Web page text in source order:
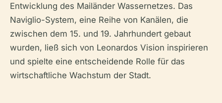
Entwicklung des Mailänder Wassernetzes. Das
Naviglio-System, eine Reihe von Kanälen, die
zwischen dem 15. und 19. Jahrhundert gebaut
wurden, ließ sich von Leonardos Vision inspirieren
und spielte eine entscheidende Rolle für das
wirtschaftliche Wachstum der Stadt.